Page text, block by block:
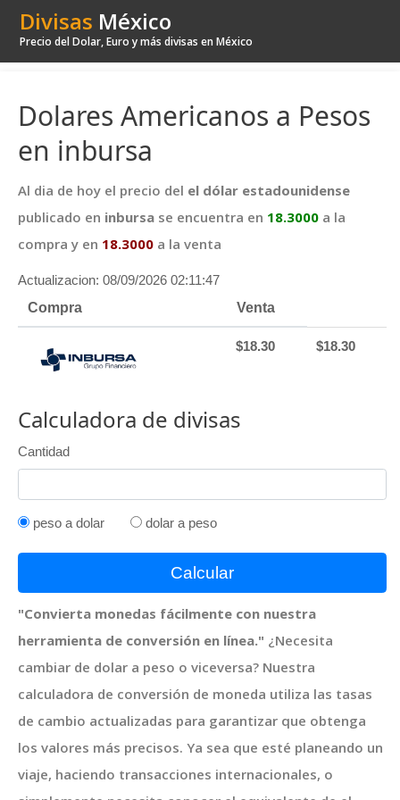
Divisas México
Precio del Dolar, Euro y más divisas en México
Dolares Americanos a Pesos
en inbursa
Al dia de hoy el precio del el dólar estadounidense
publicado en inbursa se encuentra en 18.3000 a la
compra y en 18.3000 a la venta
Actualizacion: 08/09/2026 02:11:47
Compra
Venta
$18.30 $18.30
Calculadora de divisas
Cantidad
peso a dolar dolar a peso
Calcular
"Convierta monedas fácilmente con nuestra
herramienta de conversión en línea." ¿Necesita
cambiar de dolar a peso o viceversa? Nuestra
calculadora de conversión de moneda utiliza las tasas
de cambio actualizadas para garantizar que obtenga
los valores más precisos. Ya sea que esté planeando un
viaje, haciendo transacciones internacionales, o